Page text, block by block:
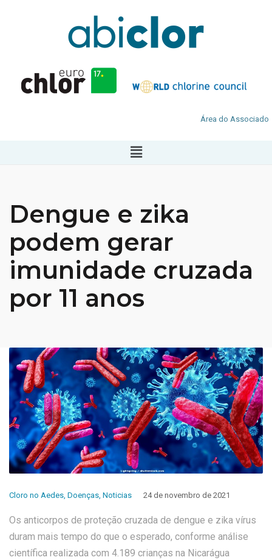
Área do Associado
Dengue e zika
podem gerar
imunidade cruzada
por 11 anos
Cloro no Aedes, Doenças, Noticias 24 de novembro de 2021
Os anticorpos de proteção cruzada de dengue e zika vírus
duram mais tempo do que o esperado, conforme análise
científica realizada com 4.189 crianças na Nicarágua